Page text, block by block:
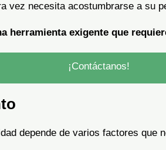
vez necesita acostumbrarse a su
herramienta exigente que
¡Contáctanos!
depende de varios factores que